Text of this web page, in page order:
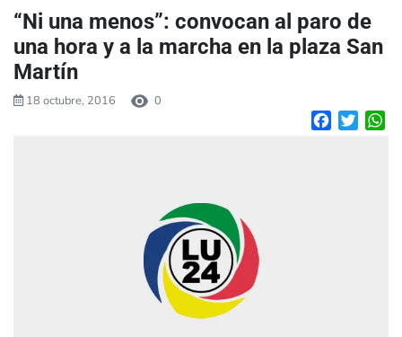
“Ni una menos”: convocan al paro de
una hora y a la marcha en la plaza San
Martín
18 octubre, 2016 0
Facebook